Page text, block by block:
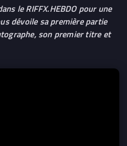
le RIFFX.HEBDO pour une
dévoile sa première partie
son premier titre et